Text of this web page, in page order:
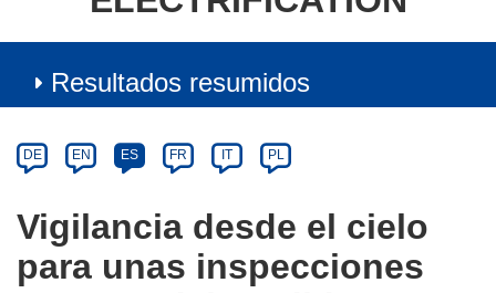
Resultados resumidos
Category
Article
available
the
following
languages:
DE EN ES FR IT PL
Vigilancia desde el cielo
para unas inspecciones